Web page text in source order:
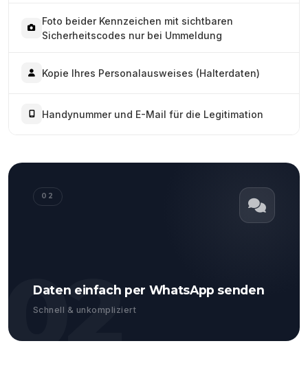
Foto beider Kennzeichen mit sichtbaren
Sicherheitscodes nur bei Ummeldung
Kopie Ihres Personalausweises (Halterdaten)
Handynummer und E-Mail für die Legitimation
02
02
Daten einfach per WhatsApp senden
Schnell & unkompliziert